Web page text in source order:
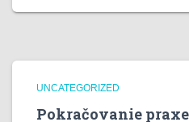
UNCATEGORIZED
Pokračovanie